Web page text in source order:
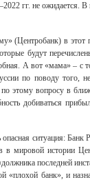
гг. не ожидается. В
(Центробанк) в этот
будут
А вот «мама» – с
по поводу того,
этому вопросу в
добиваться
ситуация:
в мировой истории
последней
«плохой банк», и